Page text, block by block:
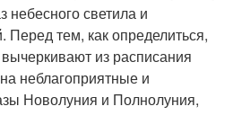
небесного светила и
Перед тем, как определиться,
из расписания
неблагоприятные и
Новолуния и Полнолуния,